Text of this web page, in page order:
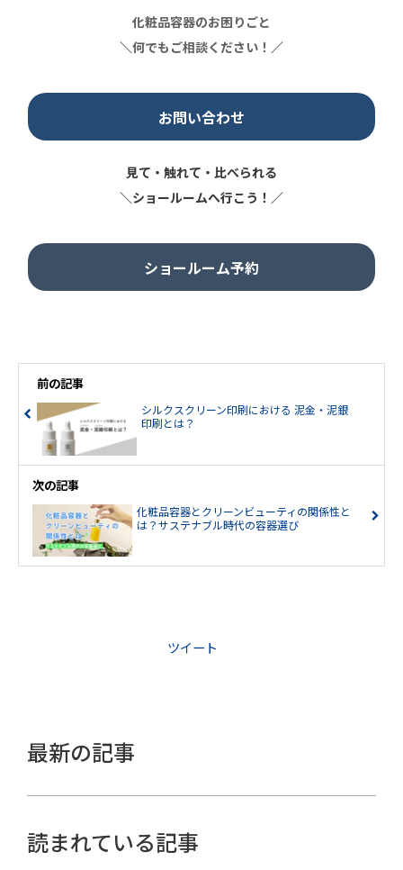
化粧品容器のお困りごと
＼何でもご相談ください！ ／
お問い合わせ
見て・触れて・比べられる
＼ショールームへ行こう！／
ショールーム予約
前の記事
シルクスクリーン印刷における 泥金・泥銀
印刷とは？
次の記事
化粧品容器とクリーンビューティの関係性と
は？サステナブル時代の容器選び
ツイート
最新の記事
読まれている記事